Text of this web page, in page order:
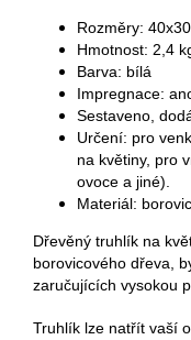
Rozměry:
Hmotnost: 2,4
Barva: bílá
Impregnace:
Sestaveno,
Určení: pro
na květiny, pro
ovoce a jiné).
Materiál:
Dřevěný truhlík na
borovicového dřeva,
zaručujících vysokou
Truhlík lze natřít vaší